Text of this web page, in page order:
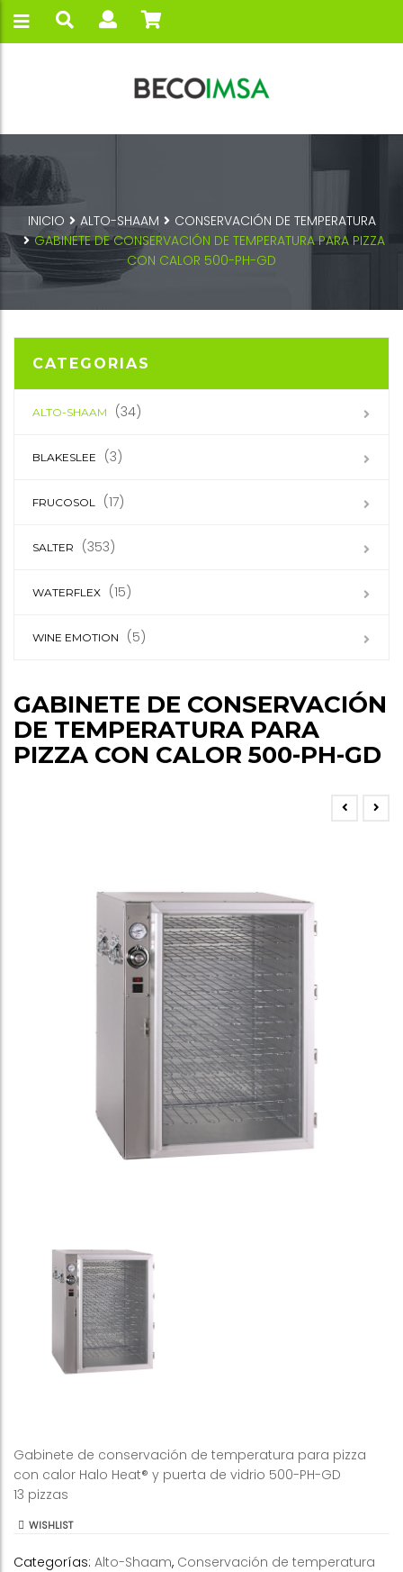
INICIO ALTO-SHAAM
CONSERVACIÓN DE TEMPERATURA
GABINETE DE CONSERVACIÓN DE TEMPERATURA PARA PIZZA
CON CALOR 500-PH-GD
CATEGORIAS
ALTO-SHAAM (34)
BLAKESLEE (3)
FRUCOSOL (17)
SALTER (353)
WATERFLEX (15)
WINE EMOTION (5)
GABINETE DE CONSERVACIÓN
DE TEMPERATURA PARA
PIZZA CON CALOR 500-PH-GD
Gabinete de conservación de temperatura para pizza
con calor Halo Heat® y puerta de vidrio 500-PH-GD
13 pizzas
WISHLIST
Categorías: Alto-Shaam, Conservación de temperatura